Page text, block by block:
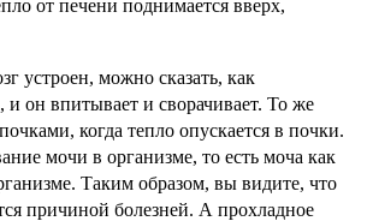
от печени поднимается вверх,
устроен, можно сказать, как
он впитывает и сворачивает. То же
когда тепло опускается в почки.
мочи в организме, то есть моча как
Таким образом, вы видите, что
причиной болезней. А прохладное